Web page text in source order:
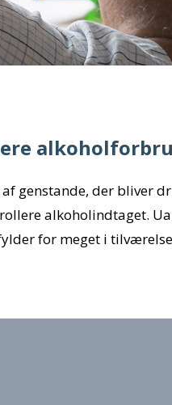
genstande, der bliver
alkoholindtaget.
for meget i